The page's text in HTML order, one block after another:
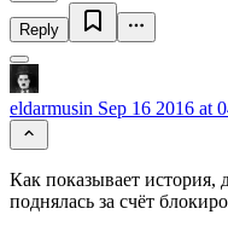
Reply
eldarmusin Sep 16 2016 at
Как показывает история,
поднялась за счёт